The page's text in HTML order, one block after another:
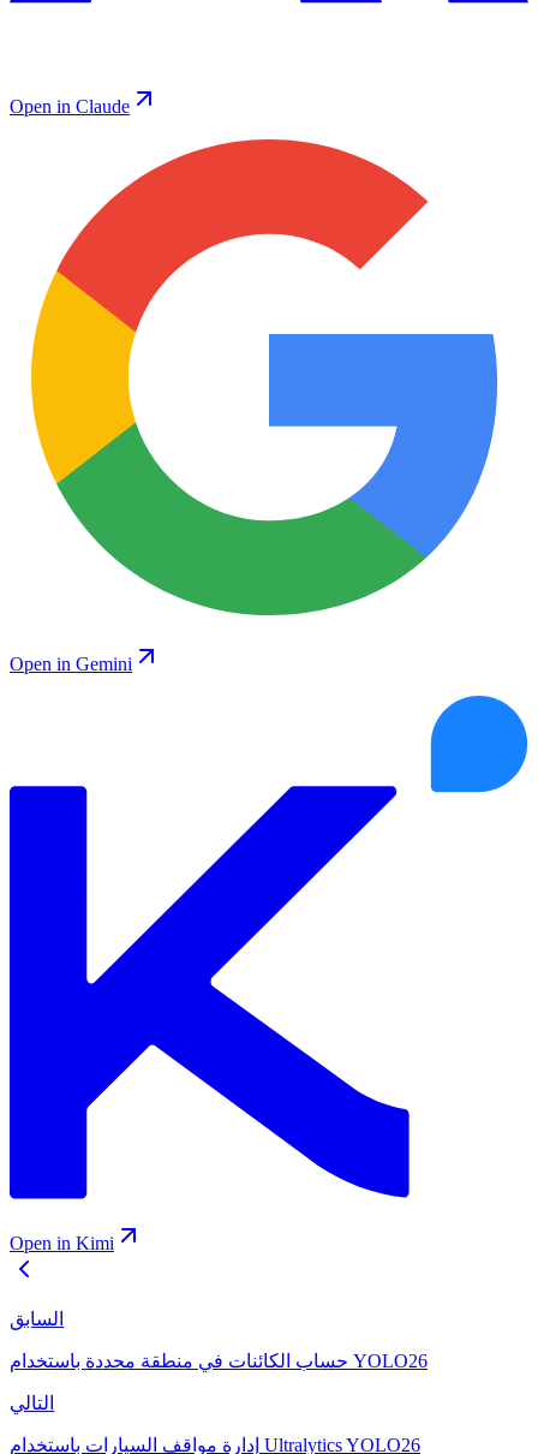
Open in Claude
Open in Gemini
Open in Kimi
السابق
حساب الكائنات في منطقة محددة باستخدام YOLO26
التالي
إدارة مواقف السيارات باستخدام Ultralytics YOLO26